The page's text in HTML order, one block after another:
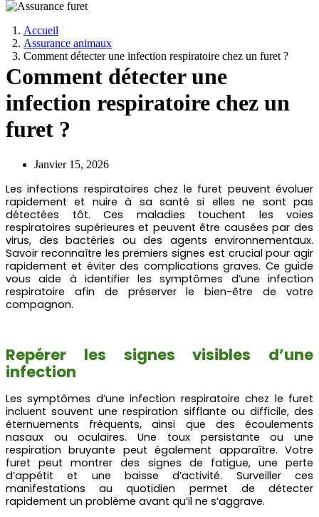
Accueil
Assurance animaux
Comment détecter une infection respiratoire chez un furet ?
Comment détecter une
infection respiratoire chez un
furet ?
Janvier 15, 2026
Les infections respiratoires chez le furet peuvent évoluer
rapidement et nuire à sa santé si elles ne sont pas
détectées tôt. Ces maladies touchent les voies
respiratoires supérieures et peuvent être causées par des
virus, des bactéries ou des agents environnementaux.
Savoir reconnaître les premiers signes est crucial pour agir
rapidement et éviter des complications graves. Ce guide
vous aide à identifier les symptômes d’une infection
respiratoire afin de préserver le bien-être de votre
compagnon.
Repérer les signes visibles d’une
infection
Les symptômes d’une infection respiratoire chez le furet
incluent souvent une respiration sifflante ou difficile, des
éternuements fréquents, ainsi que des écoulements
nasaux ou oculaires. Une toux persistante ou une
respiration bruyante peut également apparaître. Votre
furet peut montrer des signes de fatigue, une perte
d’appétit et une baisse d’activité. Surveiller ces
manifestations au quotidien permet de détecter
rapidement un problème avant qu’il ne s’aggrave.